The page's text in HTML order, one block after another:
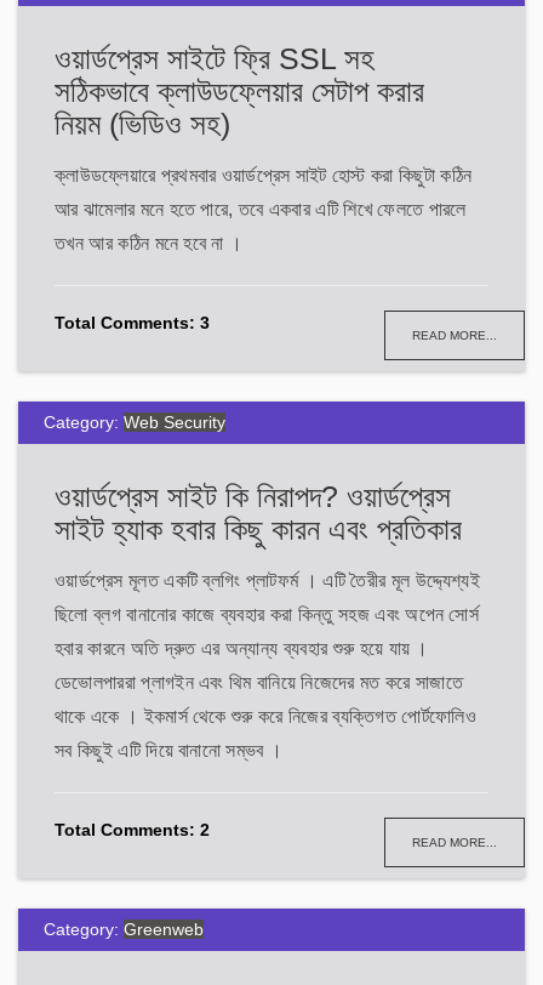
ওয়ার্ডপ্রেস সাইটে ফ্রি SSL সহ
সঠিকভাবে ক্লাউডফ্লেয়ার সেটাপ করার
নিয়ম (ভিডিও সহ)
ক্লাউডফ্লেয়ারে প্রথমবার ওয়ার্ডপ্রেস সাইট হোস্ট করা কিছুটা কঠিন
আর ঝামেলার মনে হতে পারে, তবে একবার এটি শিখে ফেলতে পারলে
তখন আর কঠিন মনে হবে না ।
Total Comments: 3
READ MORE...
Category: Web Security
ওয়ার্ডপ্রেস সাইট কি নিরাপদ? ওয়ার্ডপ্রেস
সাইট হ্যাক হবার কিছু কারন এবং প্রতিকার
ওয়ার্ডপ্রেস মূলত একটি ব্লগিং প্লাটফর্ম । এটি তৈরীর মূল উদ্দ্যেশ্যই
ছিলো ব্লগ বানানোর কাজে ব্যবহার করা কিন্তু সহজ এবং অপেন সোর্স
হবার কারনে অতি দ্রুত এর অন্যান্য ব্যবহার শুরু হয়ে যায় ।
ডেভোলপাররা প্লাগইন এবং থিম বানিয়ে নিজেদের মত করে সাজাতে
থাকে একে । ইকমার্স থেকে শুরু করে নিজের ব্যক্তিগত পোর্টফোলিও
সব কিছুই এটি দিয়ে বানানো সম্ভব ।
Total Comments: 2
READ MORE...
Category: Greenweb